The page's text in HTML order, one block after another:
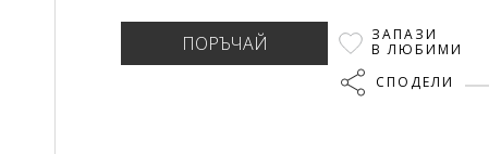
ЗАПАЗИ
В ЛЮБИМИ
СПОДЕЛИ